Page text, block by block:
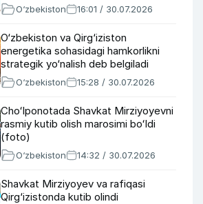
O‘zbekiston 16:01 / 30.07.2026
O‘zbekiston va Qirg‘iziston
energetika sohasidagi hamkorlikni
strategik yo‘nalish deb belgiladi
O‘zbekiston 15:28 / 30.07.2026
Choʻlponotada Shavkat Mirziyoyevni
rasmiy kutib olish marosimi boʻldi
(foto)
O‘zbekiston 14:32 / 30.07.2026
Shavkat Mirziyoyev va rafiqasi
Qirg‘izistonda kutib olindi